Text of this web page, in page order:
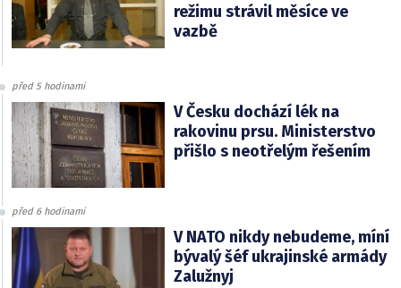
režimu strávil měsíce ve
vazbě
před 5 hodinami
V Česku dochází lék na
rakovinu prsu. Ministerstvo
přišlo s neotřelým řešením
před 6 hodinami
V NATO nikdy nebudeme, míní
bývalý šéf ukrajinské armády
Zalužnyj